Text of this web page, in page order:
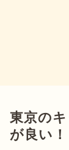
東京の
が良い！